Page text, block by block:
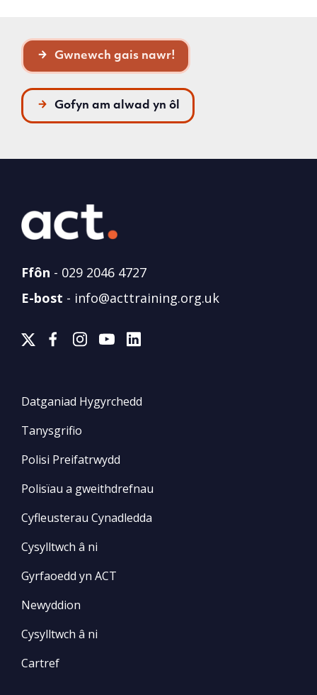
Gwnewch gais nawr!
Gofyn am alwad yn ôl
Ffôn - 029 2046 4727
E-bost - info@acttraining.org.uk
Datganiad Hygyrchedd
Tanysgrifio
Polisi Preifatrwydd
Polisïau a gweithdrefnau
Cyfleusterau Cynadledda
Cysylltwch â ni
Gyrfaoedd yn ACT
Newyddion
Cysylltwch â ni
Cartref